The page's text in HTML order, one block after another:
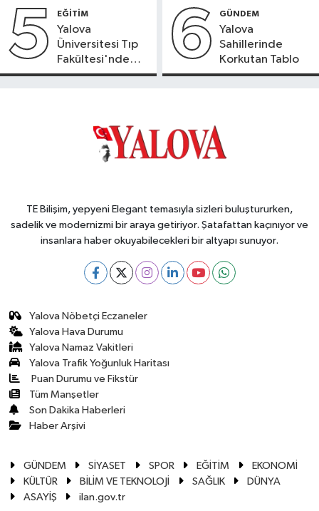
5 EĞİTİM
Yalova
Üniversitesi Tıp
Fakültesi'nde
Yeni Dönem
6 GÜNDEM
Yalova
Sahillerinde
Korkutan Tablo
TE Bilişim, yepyeni Elegant temasıyla sizleri buluştururken,
sadelik ve modernizmi bir araya getiriyor. Şatafattan kaçınıyor ve
insanlara haber okuyabilecekleri bir altyapı sunuyor.
Yalova Nöbetçi Eczaneler
Yalova Hava Durumu
Yalova Namaz Vakitleri
Yalova Trafik Yoğunluk Haritası
Puan Durumu ve Fikstür
Tüm Manşetler
Son Dakika Haberleri
Haber Arşivi
GÜNDEM SİYASET SPOR EĞİTİM
EKONOMİ
KÜLTÜR
BİLİM VE TEKNOLOJİ SAĞLIK
DÜNYA
ASAYİŞ
ilan.gov.tr